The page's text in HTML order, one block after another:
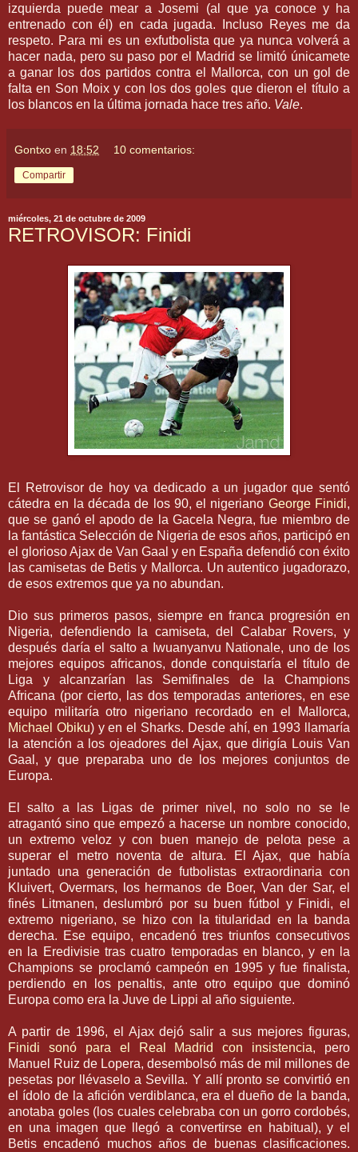
izquierda puede mear aJosemi (al que ya conoce y ha
entrenado con él) en cada jugada. Incluso Reyes me da
respeto. Para mi es un exfutbolista que ya nunca volverá a
hacer nada, pero su paso por el Madrid se limitó únicamete
a ganar los dos partidoscontra el Mallorca, con un gol de
falta en Son Moixy con los dos goles que dieron el título a
los blancos en la última jornada hace tres año. Vale.
Gontxo en 18:52 10 comentarios:
Compartir
miércoles, 21 de octubre de 2009
RETROVISOR: Finidi
El Retrovisor de hoy va dedicado a un jugador que sentó
cátedra en la década de los 90, el nigeriano George Finidi,
que se ganó el apodo de la Gacela Negra, fue miembro de
la fantástica Selección de Nigeria de esos años, participó en
el gloriosoAjax de Van Gaal y en España defendió con éxito
las camisetas de Betis y Mallorca. Un autentico jugadorazo,
de esos extremos que ya no abundan.
Dio sus primeros pasos, siempre en franca progresión en
Nigeria, defendiendo la camiseta, del Calabar Rovers, y
después daría el salto a
Iwuanyanvu Nationale, uno de los
mejores equipos africanos, dondeconquistaría el título de
Liga y alcanzarían las Semifinales de la Champions
Africana (por cierto, las dos temporadas anteriores, en ese
equipo militaría otro nigeriano recordado en el Mallorca,
Michael Obiku) y en el Sharks. Desde ahí, en 1993 llamaría
la atención a los ojeadores del Ajax, que dirigía Louis Van
Gaal , y que preparaba uno de los mejores conjuntos de
Europa.
El salto a las Ligas de primer nivel, no solo no se le
atragantó sino que empezó a hacerse un nombre conocido,
un extremo veloz y con buen manejo de pelota pese a
superar el metro noventa de altura. ElAjax, que había
juntado una generación de futbolistas extraordinaria con
Kluivert,Overmars, los hermanos de Boer, Vander Sar, el
finés
Litmanen, deslumbró por su buen fútbol y Finidi, el
extremo nigeriano, se hizo con la titularidad en la banda
derecha. Ese equipo, encadenó tres triunfos consecutivos
en la Eredivisietras cuatro temporadas en blanco, y en la
Champions se proclamó campeón en 1995 y fue finalista,
perdiendo en los penaltis, ante otro equipo que dominó
Europa como era la Juve de Lippi al año siguiente.
A partir de 1996, el Ajaxdejó salir a sus mejores figuras,
Finidi sonó para el Real Madrid con insistencia, pero
Manuel Ruiz de Lopera, desembolsó más de mil millones de
pesetas por
llévaselo a Sevilla. Y allí pronto se convirtió en
el ídolo de la afición verdiblanca, era el dueño de la banda,
anotaba goles (los cuales celebraba con un gorro cordobés,
en una imagen que llegó a convertirse en habitual), y el
Betis encadenó muchos años de buenas clasificaciones.